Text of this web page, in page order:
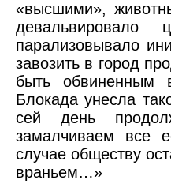
«высшими»,
девальвировало
парализовывало
завозить в город
быть обвиненным
Блокада унесла
сей день
замалчиваем все
случае обществу
враньем…»